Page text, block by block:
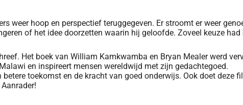
weer hoop en perspectief teruggegeven. Er stroomt er weer
of het idee doorzetten waarin hij geloofde. Zoveel keuze
Het boek van William Kamkwamba en Bryan Mealer werd
en inspireert mensen wereldwijd met zijn gedachtegoed.
betere toekomst en de kracht van goed onderwijs. Ook doet